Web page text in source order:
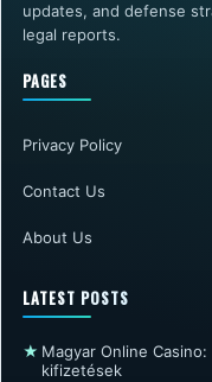
updates, and defense
legal reports.
PAGES
Privacy Policy
Contact Us
About Us
LATEST POSTS
★ Magyar Online
kifizetések